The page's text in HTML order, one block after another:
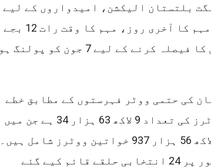
بلتستان الیکشن، امیدواروں کے لیے
انتخابی مہم عروج پر، آج مہم کا آخری روز، مہم کا وقت رات 12 بجے
ختم ہو گا، خطے کے مستقبل کا فیصلہ کرنے کے لیے 7 جون کو پولنگ ہو
کی حتمی ووٹر فہرستوں کے مطابق خطے
کے 10 اضلاع میں مجموعی ووٹرز کی تعداد 9 لاکھ 63 ہزار 34 ہے جن میں
5 لاکھ 6 ہزار 97 مرد اور 4 لاکھ 56 ہزار 937 خواتین ووٹرز شامل ہیں۔
ان ووٹرز کے لیے مجموعی طور پر 24 انتخابی حلقے قائم کیے گئے